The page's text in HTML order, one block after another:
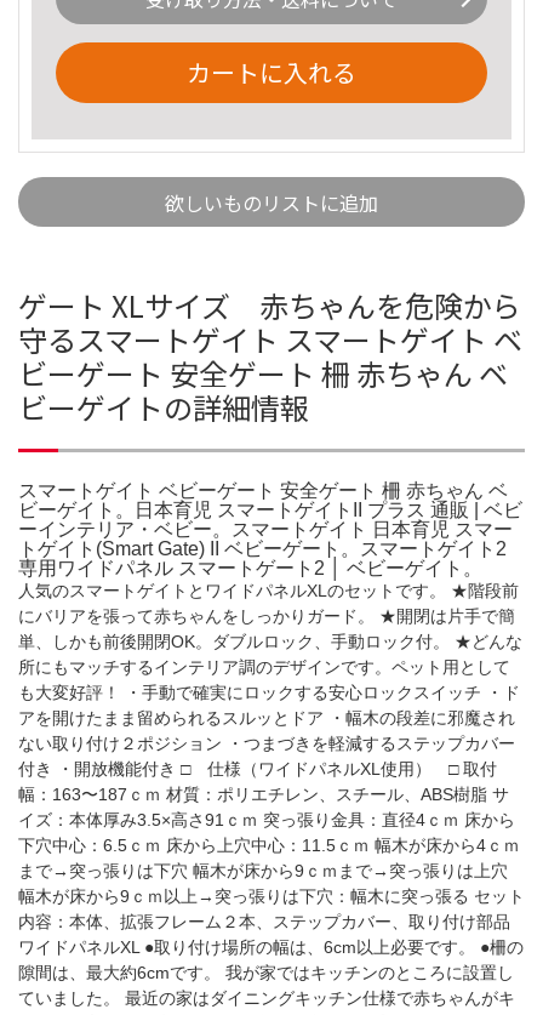
カートに入れる
欲しいものリストに追加
ゲート XLサイズ 赤ちゃんを危険から
守るスマートゲイト スマートゲイト ベ
ビーゲート 安全ゲート 柵 赤ちゃん ベ
ビーゲイトの詳細情報
スマートゲイト ベビーゲート 安全ゲート 柵 赤ちゃん ベ
ビーゲイト。日本育児 スマートゲイトII プラス 通販 | ベビ
ーインテリア・ベビー。スマートゲイト 日本育児 スマー
トゲイト(Smart Gate) II ベビーゲート。スマートゲイト2
専用ワイドパネル スマートゲート2 │ ベビーゲイト。
人気のスマートゲイトとワイドパネルXLのセットです。 ★階段前
にバリアを張って赤ちゃんをしっかりガード。 ★開閉は片手で簡
単、しかも前後開閉OK。ダブルロック、手動ロック付。 ★どんな
所にもマッチするインテリア調のデザインです。ペット用として
も大変好評！ ・手動で確実にロックする安心ロックスイッチ ・ド
アを開けたまま留められるスルッとドア ・幅木の段差に邪魔され
ない取り付け２ポジション ・つまづきを軽減するステップカバー
付き ・開放機能付き □ 仕様（ワイドパネルXL使用） □ 取付
幅：163〜187ｃｍ 材質：ポリエチレン、スチール、ABS樹脂 サ
イズ：本体厚み3.5×高さ91ｃｍ 突っ張り金具：直径4ｃｍ 床から
下穴中心：6.5ｃｍ 床から上穴中心：11.5ｃｍ 幅木が床から4ｃｍ
まで→突っ張りは下穴 幅木が床から9ｃｍまで→突っ張りは上穴
幅木が床から9ｃｍ以上→突っ張りは下穴：幅木に突っ張る セット
内容：本体、拡張フレーム２本、ステップカバー、取り付け部品
ワイドパネルXL ●取り付け場所の幅は、6cm以上必要です。 ●柵の
隙間は、最大約6cmです。 我が家ではキッチンのところに設置し
ていました。 最近の家はダイニングキッチン仕様で赤ちゃんがキ